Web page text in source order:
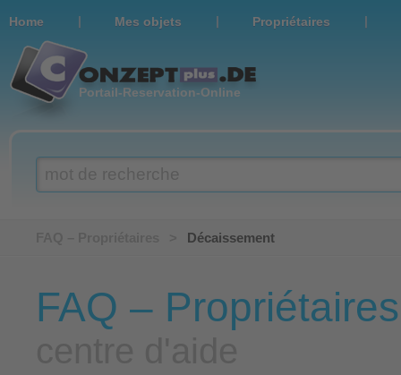
Home | Мes objets | Propriétaires |
Portail-Reservation-Online
Décaissement
FAQ – Propriétaires